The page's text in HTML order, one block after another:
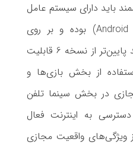
باید دارای سیستم عامل
اندروید نسخه بالای 6 (Android 6) بوده و بر روی
گوشی‌هایی با نسخه اندروید پایین‌تر از نسخه 6 قابلیت
از بخش بازی‌ها و
در بخش سینما تلفن
به اینترنت فعال
ویژگی‌های واقعیت مجازی